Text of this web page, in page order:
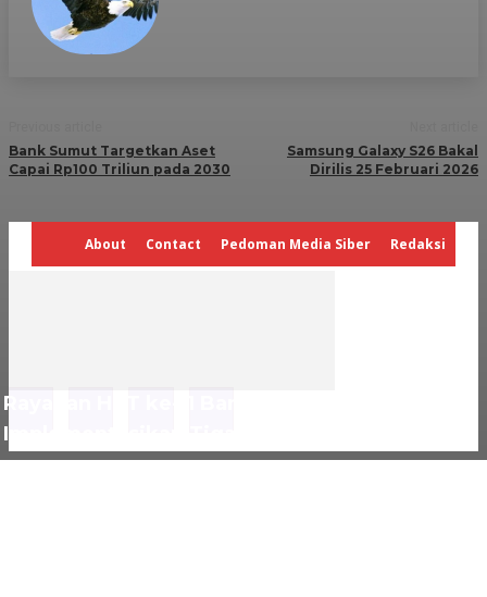
Rayakan HUT ke-11 Bank Mandiri Taspen
Implementasikan Tiga Pilar Mantap
Bank Sumut Targetkan Aset
Capai Rp100 Triliun pada 2030
Samsung Galaxy S26 Bakal
Dirilis 25 Februari 2026
About Contact Pedoman Media Siber Redaksi